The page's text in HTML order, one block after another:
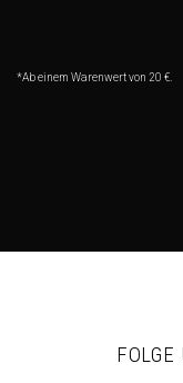
*Ab einem Warenwert von 20 €.